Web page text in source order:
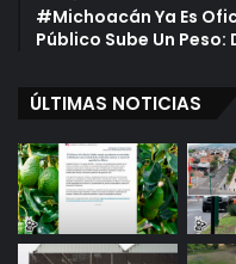
#Michoacán Ya Es
Público Sube Un Peso:
ÚLTIMAS NOTICIAS